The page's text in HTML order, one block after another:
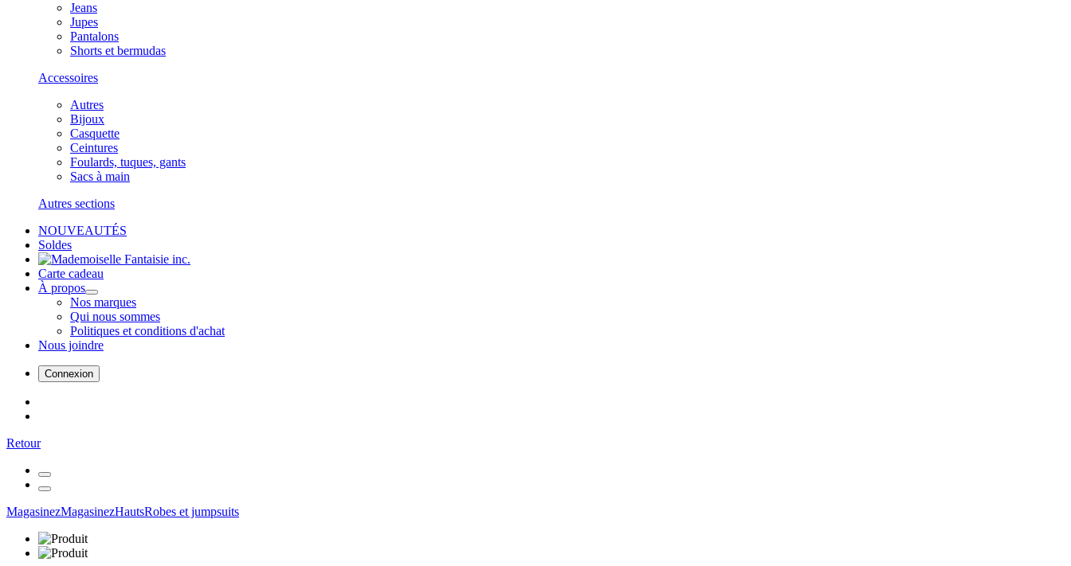
Jeans
Jupes
Pantalons
Shorts et bermudas
Accessoires
Autres
Bijoux
Casquette
Ceintures
Foulards, tuques, gants
Sacs à main
Autres sections
NOUVEAUTÉS
Soldes
Carte cadeau
À propos
Nos marques
Qui nous sommes
Politiques et conditions d'achat
Nous joindre
Connexion
Retour
MagasinezMagasinezHautsRobes et jumpsuits